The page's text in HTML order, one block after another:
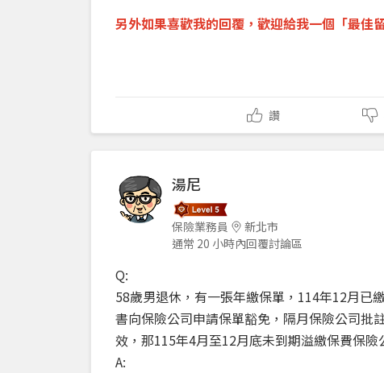
另外如果喜歡我的回覆， 歡迎給我一個「最佳
讚
湯尼
保險業務員
新北市
通常 20 小時內回覆討論區
Q:
58歲男退休，有一張年繳保單，114年12月已
書向保險公司申請保單豁免，隔月保險公司批
效，那115年4月至12月底未到期溢繳保費保險
A: